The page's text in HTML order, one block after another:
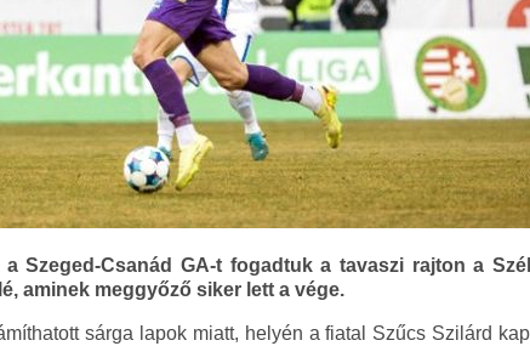
Szeged-Csanád GA-t fogadtuk a tavaszi rajton a
aminek meggyőző siker lett a vége.
sárga lapok miatt, helyén a fiatal Szűcs Szilárd